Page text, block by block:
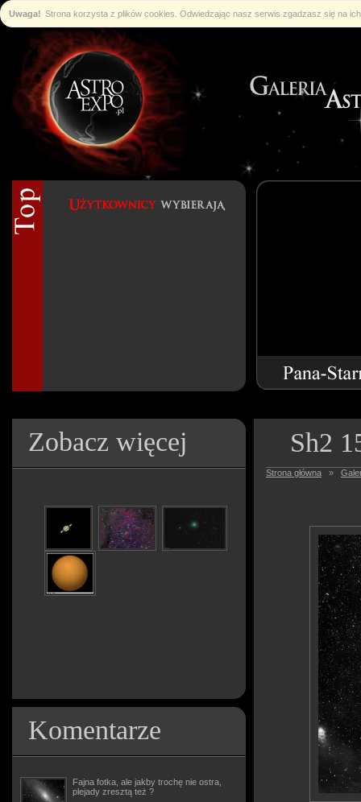
Uwaga! Strona korzysta z plików cookies. Odwiedzając nasz serwis zgadzasz się na
Zobacz więcej
Komentarze
Fajna fotka, ale jakby trochę nie ostra,
plejady zresztą też ?
Sh2
Strona główna »